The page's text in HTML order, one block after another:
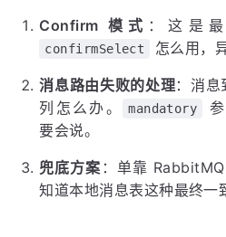
Confirm 模式 ：这是
confirmSelect 怎么用，
消息路由失败的处理：消
列怎么办。
mandatory
要会说。
兜底方案 ：单靠
知道本地消息表这种最终一